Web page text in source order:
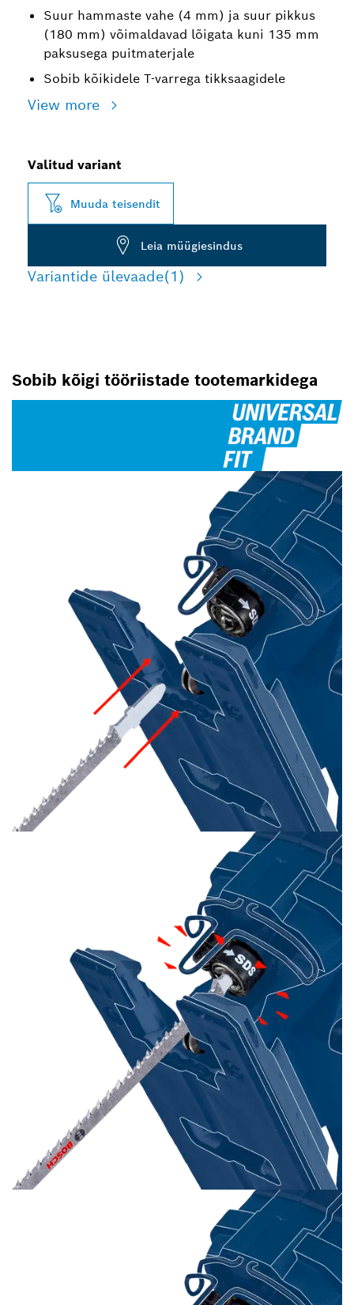
Suur hammaste vahe (4 mm) ja suur pikkus
(180 mm) võimaldavad lõigata kuni 135 mm
paksusega puitmaterjale
Sobib kõikidele T-varrega tikksaagidele
View more
Valitud variant
Muuda teisendit
Leia müügiesindus
Variantide ülevaade(1)
Sobib kõigi tööriistade tootemarkidega